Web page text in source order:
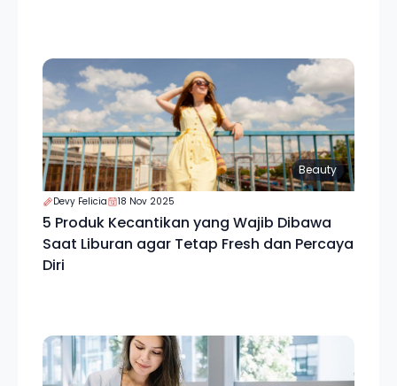
Beauty
Devy Felicia 18 Nov 2025
5 Produk Kecantikan yang Wajib Dibawa
Saat Liburan agar Tetap Fresh dan Percaya
Diri